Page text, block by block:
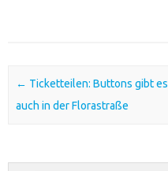
Post navigation
← Ticketteilen: Buttons gibt es
auch in der Florastraße